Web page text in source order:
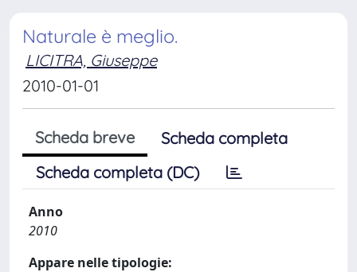
Naturale è meglio.
LICITRA, Giuseppe
2010-01-01
Scheda breve
Scheda completa
Scheda completa (DC)
Anno
2010
Appare nelle tipologie: